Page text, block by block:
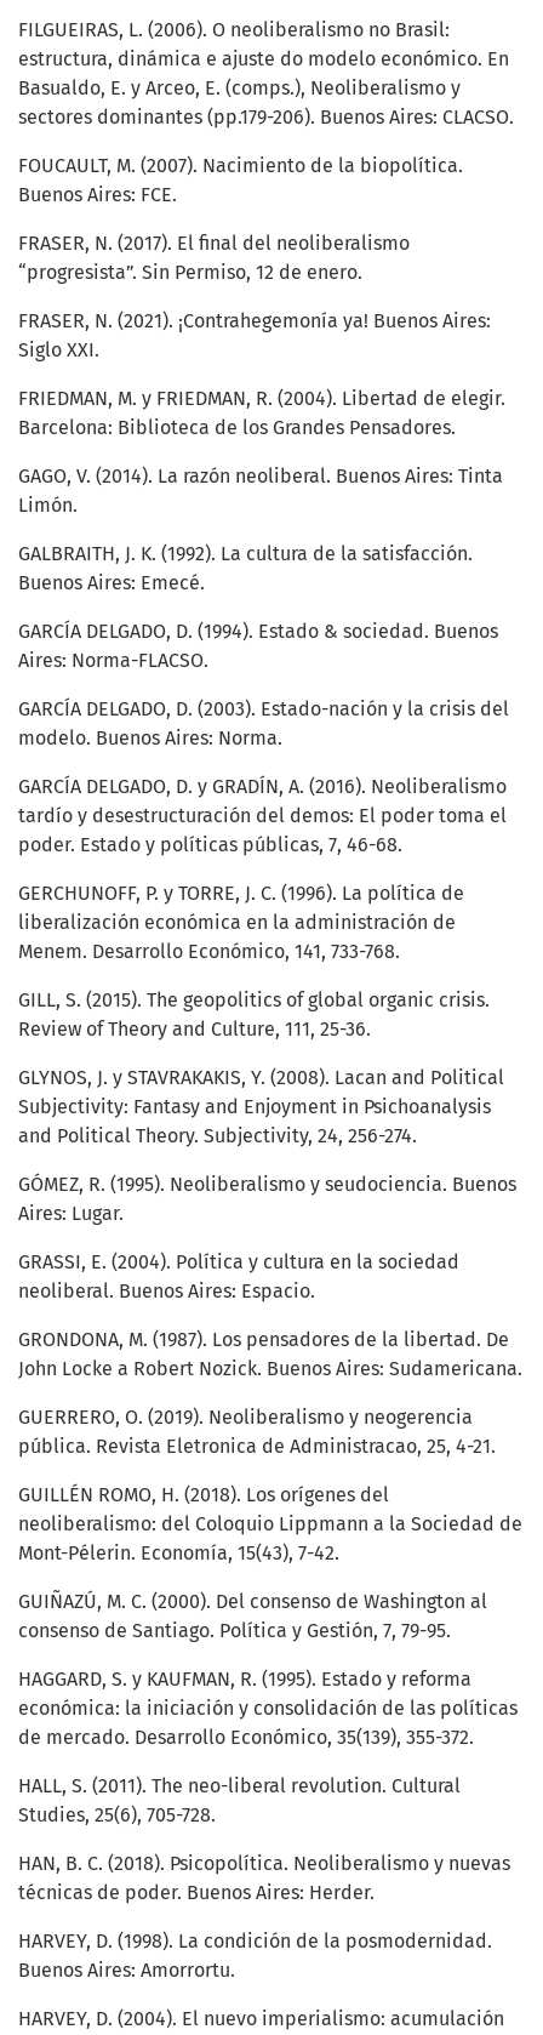
FILGUEIRAS, L. (2006). O neoliberalismo no Brasil:
estructura, dinámica e ajuste do modelo económico. En
Basualdo, E. y Arceo, E. (comps.), Neoliberalismo y
sectores dominantes (pp.179-206). Buenos Aires: CLACSO.
FOUCAULT, M. (2007). Nacimiento de la biopolítica.
Buenos Aires: FCE.
FRASER, N. (2017). El final del neoliberalismo
“progresista”. Sin Permiso, 12 de enero.
FRASER, N. (2021). ¡Contrahegemonía ya! Buenos Aires:
Siglo XXI.
FRIEDMAN, M. y FRIEDMAN, R. (2004). Libertad de elegir.
Barcelona: Biblioteca de los Grandes Pensadores.
GAGO, V. (2014). La razón neoliberal. Buenos Aires: Tinta
Limón.
GALBRAITH, J. K. (1992). La cultura de la satisfacción.
Buenos Aires: Emecé.
GARCÍA DELGADO, D. (1994). Estado & sociedad. Buenos
Aires: Norma-FLACSO.
GARCÍA DELGADO, D. (2003). Estado-nación y la crisis del
modelo. Buenos Aires: Norma.
GARCÍA DELGADO, D. y GRADÍN, A. (2016). Neoliberalismo
tardío y desestructuración del demos: El poder toma el
poder. Estado y políticas públicas, 7, 46-68.
GERCHUNOFF, P. y TORRE, J. C. (1996). La política de
liberalización económica en la administración de
Menem. Desarrollo Económico, 141, 733-768.
GILL, S. (2015). The geopolitics of global organic crisis.
Review of Theory and Culture, 111, 25-36.
GLYNOS, J. y STAVRAKAKIS, Y. (2008). Lacan and Political
Subjectivity: Fantasy and Enjoyment in Psichoanalysis
and Political Theory. Subjectivity, 24, 256-274.
GÓMEZ, R. (1995). Neoliberalismo y seudociencia. Buenos
Aires: Lugar.
GRASSI, E. (2004). Política y cultura en la sociedad
neoliberal. Buenos Aires: Espacio.
GRONDONA, M. (1987). Los pensadores de la libertad. De
John Locke a Robert Nozick. Buenos Aires: Sudamericana.
GUERRERO, O. (2019). Neoliberalismo y neogerencia
pública. Revista Eletronica de Administracao, 25, 4-21.
GUILLÉN ROMO, H. (2018). Los orígenes del
neoliberalismo: del Coloquio Lippmann a la Sociedad de
Mont-Pélerin. Economía, 15(43), 7-42.
GUIÑAZÚ, M. C. (2000). Del consenso de Washington al
consenso de Santiago. Política y Gestión, 7, 79-95.
HAGGARD, S. y KAUFMAN, R. (1995). Estado y reforma
económica: la iniciación y consolidación de las políticas
de mercado. Desarrollo Económico, 35(139), 355-372.
HALL, S. (2011). The neo-liberal revolution. Cultural
Studies, 25(6), 705-728.
HAN, B. C. (2018). Psicopolítica. Neoliberalismo y nuevas
técnicas de poder. Buenos Aires: Herder.
HARVEY, D. (1998). La condición de la posmodernidad.
Buenos Aires: Amorrortu.
HARVEY, D. (2004). El nuevo imperialismo: acumulación